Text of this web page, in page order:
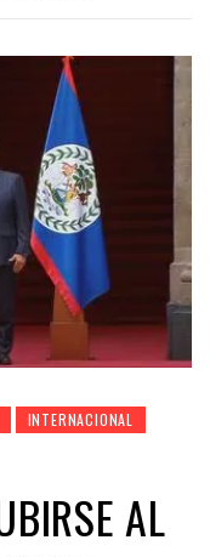
INTERNACIONAL
AL